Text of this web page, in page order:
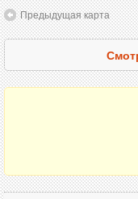
Предыдущая карта